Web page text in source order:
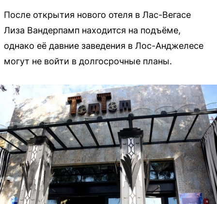
После открытия нового отеля в Лас-Вегасе
Лиза Вандерпамп находится на подъёме,
однако её давние заведения в Лос-Анджелесе
могут не войти в долгосрочные планы.